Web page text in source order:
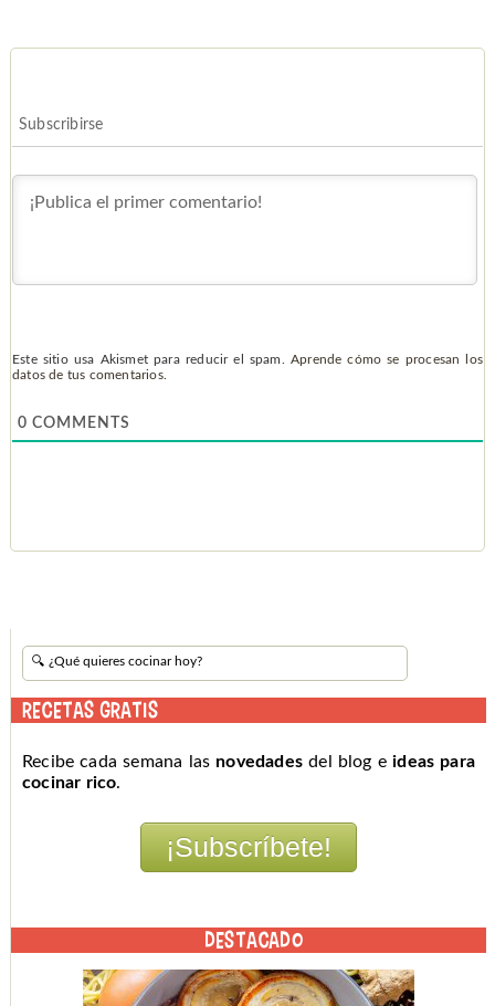
Subscribirse
Este sitio usa Akismet para reducir el spam. Aprende cómo se procesan los
datos de tus comentarios.
0 COMMENTS
RECETAS GRATIS
Recibe cada semana las novedades del blog eideas para
cocinar rico.
DESTACADO